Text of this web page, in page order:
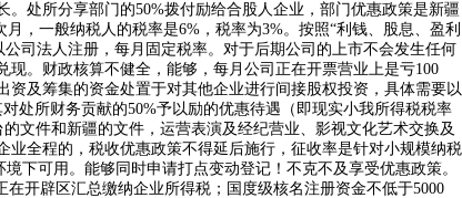
处所分享部门的50%拨付励给合股人企业，部门优惠政策是新疆
，一般纳税人的税率是6%，税率为3%。按照“利钱、股息、盈利
司法人注册，每月固定税率。对于后期公司的上市不会发生任何
。财政核算不健全，能够，每月公司正在开票营业上是亏100
及筹集的资金处置于对其他企业进行间接股权投资，具体需要以
处所财务贡献的50%予以励的优惠待遇（即现实小我所得税税率
文件和新疆的文件，运营表演及经纪营业、影视文化艺术交换及
全程的，税收优惠政策不得延后施行，征收率是针对小规模纳税
下可用。能够同时申请打点变动登记！不克不及享受优惠政策。
开辟区汇总缴纳企业所得税；国度级核名注册资金不低于5000